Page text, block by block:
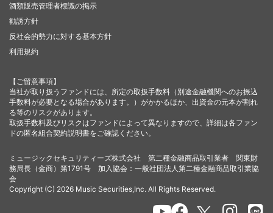
酒類販売管理者標識の掲示
勧誘方針
反社会的勢力に対する基本方針
利用規約
【ご留意事項】
当社が取り扱うファンドには、所定の取扱手数料（別途金融機関へのお振込
手数料が必要となる場合があります。）がかかるほか、出資金の元本が割れ
る等のリスクがあります。
取扱手数料及びリスクはファンドによって異なりますので、詳細は各ファン
ドの匿名組合契約説明書をご確認ください。
ミュージックセキュリティーズ株式会社 第二種金融商品取引業者 関東財
務局長（金商）第1791号 加入協会：一般社団法人第二種金融商品取引業協
会
Copyright (C) 2026 Music Securities,Inc. All Rights Reserved.